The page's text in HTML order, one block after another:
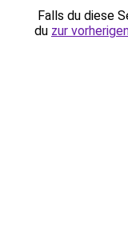
Falls du diese
du zur